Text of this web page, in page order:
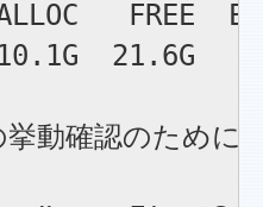
FREE
21.6G
動確認のために